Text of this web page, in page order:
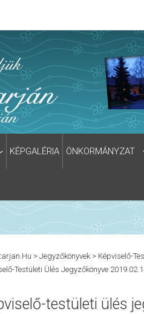
KÉPGALÉRIA ÖNKORMÁNYZAT
> Jegyzőkönyvek> Képviselő-
Testületi Ülés Jegyzőkönyve
testületi ülés